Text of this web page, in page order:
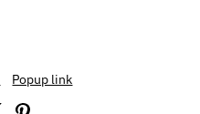
Popup link